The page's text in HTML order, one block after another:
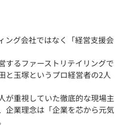
ング会社ではなく「経営支援会
するファーストリテイリングで
と玉塚というプロ経営者の2人
が重視していた徹底的な現場主
企業理念は「企業を芯から元気